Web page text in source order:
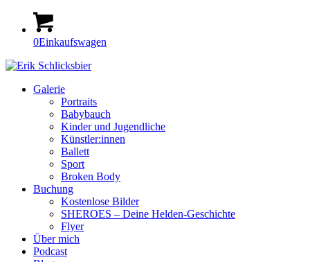
0Einkaufswagen
Galerie
Portraits
Babybauch
Kinder und Jugendliche
Künstler:innen
Ballett
Sport
Broken Body
Buchung
Kostenlose Bilder
SHEROES – Deine Helden-Geschichte
Flyer
Über mich
Podcast